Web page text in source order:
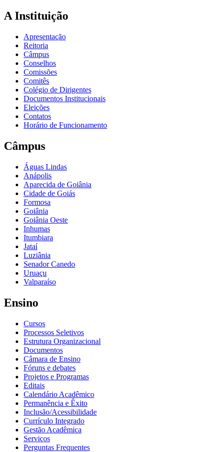
A Instituição
Apresentação
Reitoria
Câmpus
Conselhos
Comissões
Comitês
Colégio de Dirigentes
Documentos Institucionais
Eleições
Contatos
Horário de Funcionamento
Câmpus
Águas Lindas
Anápolis
Aparecida de Goiânia
Cidade de Goiás
Formosa
Goiânia
Goiânia Oeste
Inhumas
Itumbiara
Jataí
Luziânia
Senador Canedo
Uruaçu
Valparaíso
Ensino
Cursos
Processos Seletivos
Estrutura Organizacional
Documentos
Câmara de Ensino
Fóruns e debates
Projetos e Programas
Editais
Calendário Acadêmico
Permanência e Êxito
Inclusão/Acessibilidade
Currículo Integrado
Gestão Acadêmica
Serviços
Perguntas Frequentes